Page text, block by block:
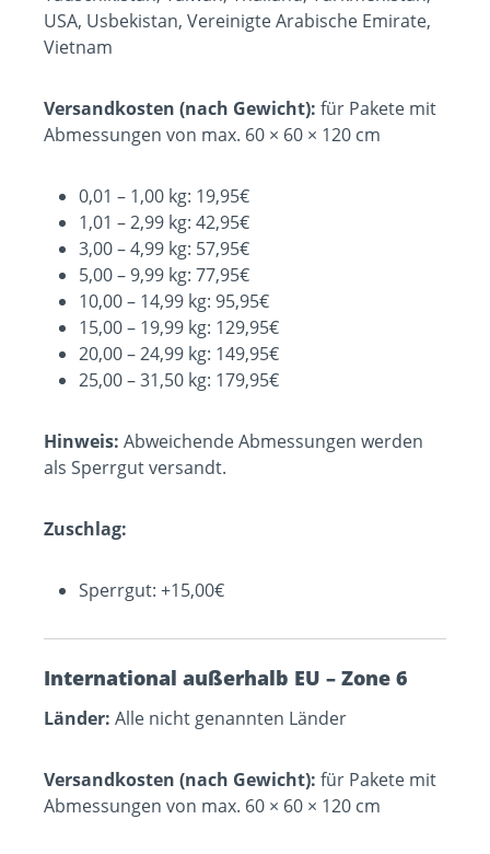
USA, Usbekistan, Vereinigte Arabische Emirate,
Vietnam
Versandkosten (nach Gewicht): für Pakete mit
Abmessungen von max. 60 × 60 × 120 cm
0,01 – 1,00 kg: 19,95€
1,01 – 2,99 kg: 42,95€
3,00 – 4,99 kg: 57,95€
5,00 – 9,99 kg: 77,95€
10,00 – 14,99 kg: 95,95€
15,00 – 19,99 kg: 129,95€
20,00 – 24,99 kg: 149,95€
25,00 – 31,50 kg: 179,95€
Hinweis: Abweichende Abmessungen werden
als Sperrgut versandt.
Zuschlag:
Sperrgut: +15,00€
International außerhalb EU – Zone 6
Länder: Alle nicht genannten Länder
Versandkosten (nach Gewicht): für Pakete mit
Abmessungen von max. 60 × 60 × 120 cm